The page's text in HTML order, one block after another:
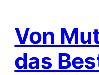
Von
das